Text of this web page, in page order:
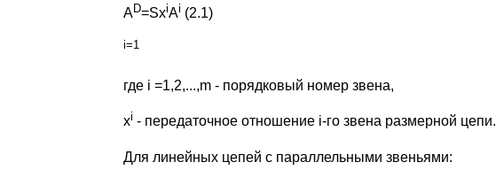
AD=SxiAi (2.1)
i=1
где i =1,2,...,m - порядковый номер звена,
xi - передаточное отношение i-го звена размерной цепи.
Для линейных цепей с параллельными звеньями: